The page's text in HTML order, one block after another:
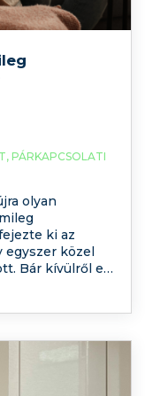
, PÁRKAPCSOLATI
olyan
ki az
egyszer közel
Bár kívülről ez
szerint az
állnak.